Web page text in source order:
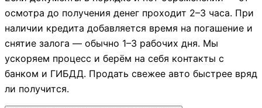
осмотра до получения денег проходит 2–3 часа. При
наличии кредита добавляется время на погашение и
снятие залога — обычно 1–3 рабочих дня. Мы
ускоряем процесс и берём на себя контакты с
банком и ГИБДД. Продать свежее авто быстрее вряд
ли получится.